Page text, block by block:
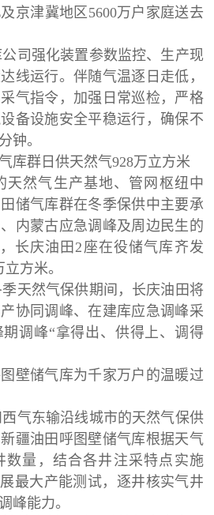
京津冀地区5600万户家庭送去
司强化装置参数监控、生产现
线运行。伴随气温逐日走低，
气指令，加强日常巡检，严格
备设施安全平稳运行，确保不
钟。
库群日供天然气928万立方米
天然气生产基地、管网枢纽中
储气库群在冬季保供中主要承
内蒙古应急调峰及周边民生的
长庆油田2座在役储气库齐发
方米。
天然气保供期间，长庆油田将
协同调峰、在建库应急调峰采
调峰“拿得出、供得上、调得
壁储气库为千家万户的温暖过
气东输沿线城市的天然气保供
疆油田呼图壁储气库根据天气
数量，结合各井注采特点实施
最大产能测试，逐井核实气井
峰能力。